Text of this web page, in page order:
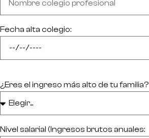
Fecha alta colegio:
¿Eres el ingreso más alto de tu familia?
Nivel salarial (Ingresos brutos anuales: